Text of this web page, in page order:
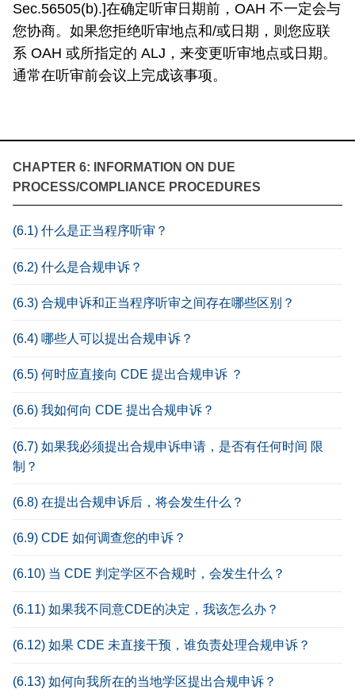
CHAPTER 6: INFORMATION ON DUE
PROCESS/COMPLIANCE PROCEDURES
(6.1) 什么是正当程序听审？
(6.2) 什么是合规申诉？
(6.3) 合规申诉和正当程序听审之间存在哪些区别？
(6.4) 哪些人可以提出合规申诉？
(6.5) 何时应直接向 CDE 提出合规申诉 ？
(6.6) 我如何向 CDE 提出合规申诉？
(6.7) 如果我必须提出合规申诉申请，是否有任何时间 限
制？
(6.8) 在提出合规申诉后，将会发生什么？
(6.9) CDE 如何调查您的申诉？
(6.10) 当 CDE 判定学区不合规时，会发生什么？
(6.11) 如果我不同意CDE的决定，我该怎么办？
(6.12) 如果 CDE 未直接干预，谁负责处理合规申诉？
(6.13) 如何向我所在的当地学区提出合规申诉？
Sec.56505(b).]在确定听审日期前，OAH 不一定会与
您协商。如果您拒绝听审地点和/或日期，则您应联
系 OAH 或所指定的 ALJ，来变更听审地点或日期。
通常在听审前会议上完成该事项。